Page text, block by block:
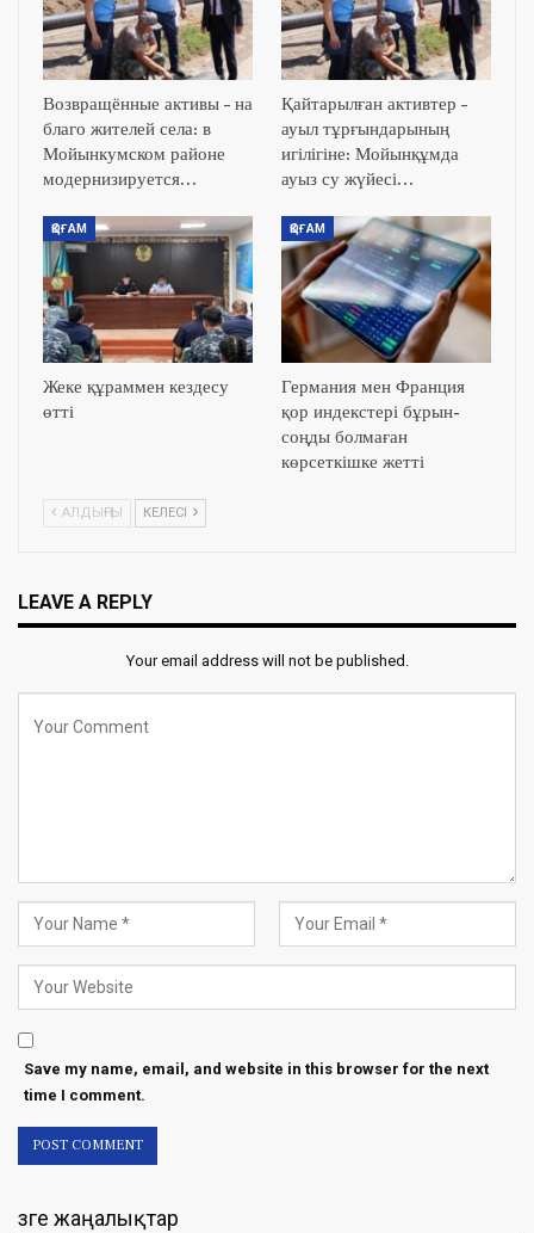
Возвращённые активы – на
благо жителей села: в
Мойынкумском районе
модернизируется…
Қайтарылған активтер –
ауыл тұрғындарының
игілігіне: Мойынқұмда
ауыз су жүйесі…
ҚОҒАМ
Жеке құраммен кездесу
өтті
ҚОҒАМ
Германия мен Франция
қор индекстері бұрын-
соңды болмаған
көрсеткішке жетті
АЛДЫҢҒЫ КЕЛЕСІ
LEAVE A REPLY
Your email address will not be published.
Save my name, email, and website in this browser for the next
time I comment.
Өзге жаңалықтар